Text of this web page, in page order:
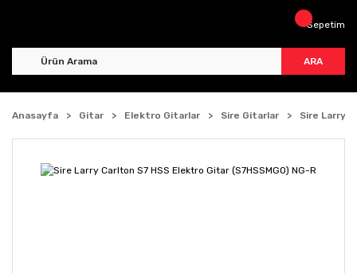
ARA
Sepetim
Anasayfa Gitar Elektro Gitarlar Sire Gitarlar Sire Larry